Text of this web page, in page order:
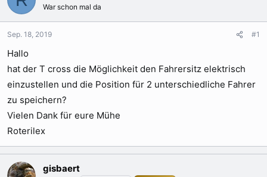
l
e
l
l
War schon mal da
Sep. 18, 2019 #1
Hallo
hat der T cross die Möglichkeit den Fahrersitz elektrisch
einzustellen und die Position für 2 unterschiedliche Fahrer
zu speichern?
Vielen Dank für eure Mühe
Roterilex
gisbaert